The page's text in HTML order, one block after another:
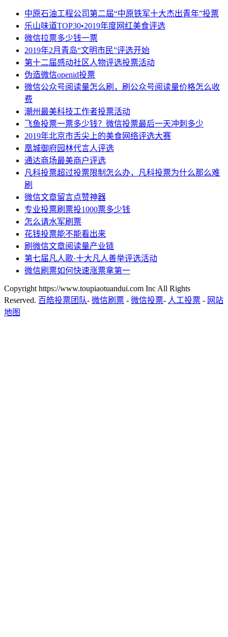
中原石油工程公司第二届“中原铁军十大杰出青年”投票
乐山味道TOP30•2019年度网红美食评选
微信拉票多少钱一票
2019年2月青岛“文明市民”评选开始
第十二届感动社区人物评选投票活动
伪造微信openid投票
微信公众号阅读量怎么刷，刷公众号阅读量价格怎么收
费
潮州最美科技工作者投票活动
飞鱼投票一票多少钱？微信投票最后一天冲刺多少
2019年北京市舌尖上的美食网络评选大赛
凰城御府园林代言人评选
通达商场最美商户评选
凡科投票超过投票限制怎么办，凡科投票为什么那么难
刷
微信文章留言点赞神器
专业投票刷票投1000票多少钱
怎么请水军刷票
花钱投票能不能看出来
刷微信文章阅读量产业链
第七届凡人歌·十大凡人善举评选活动
微信刷票如何快速涨票拿第一
Copyright https://www.toupiaotuandui.com Inc All Rights
Reserved. 百皓投票团队- 微信刷票 - 微信投票- 人工投票 - 网站
地图